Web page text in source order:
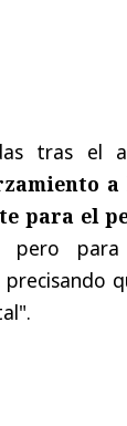
tras el
para el
pero